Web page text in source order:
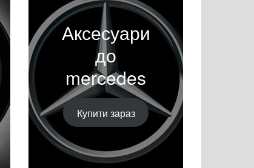
Аксесуари
до
mercedes
Купити зараз